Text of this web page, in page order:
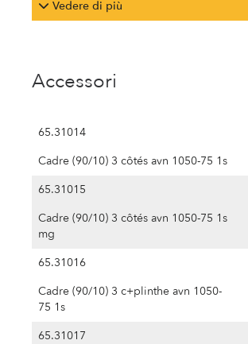
Vedere di più
Accessori
65.31014
Cadre (90/10) 3 côtés avn 1050-75 1s
65.31015
Cadre (90/10) 3 côtés avn 1050-75 1s
mg
65.31016
Cadre (90/10) 3 c+plinthe avn 1050-
75 1s
65.31017